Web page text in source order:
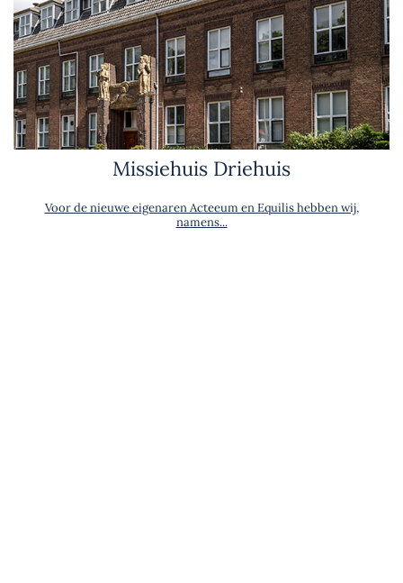
Missiehuis Driehuis
Voor de nieuwe eigenaren Acteeum en Equilis hebben wij,
namens...